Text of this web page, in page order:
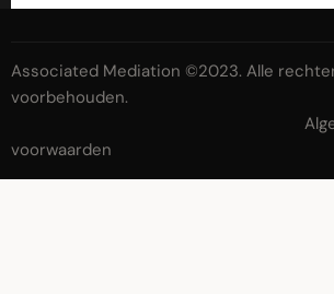
Associated Mediation ©2023. Alle
voorwaarden